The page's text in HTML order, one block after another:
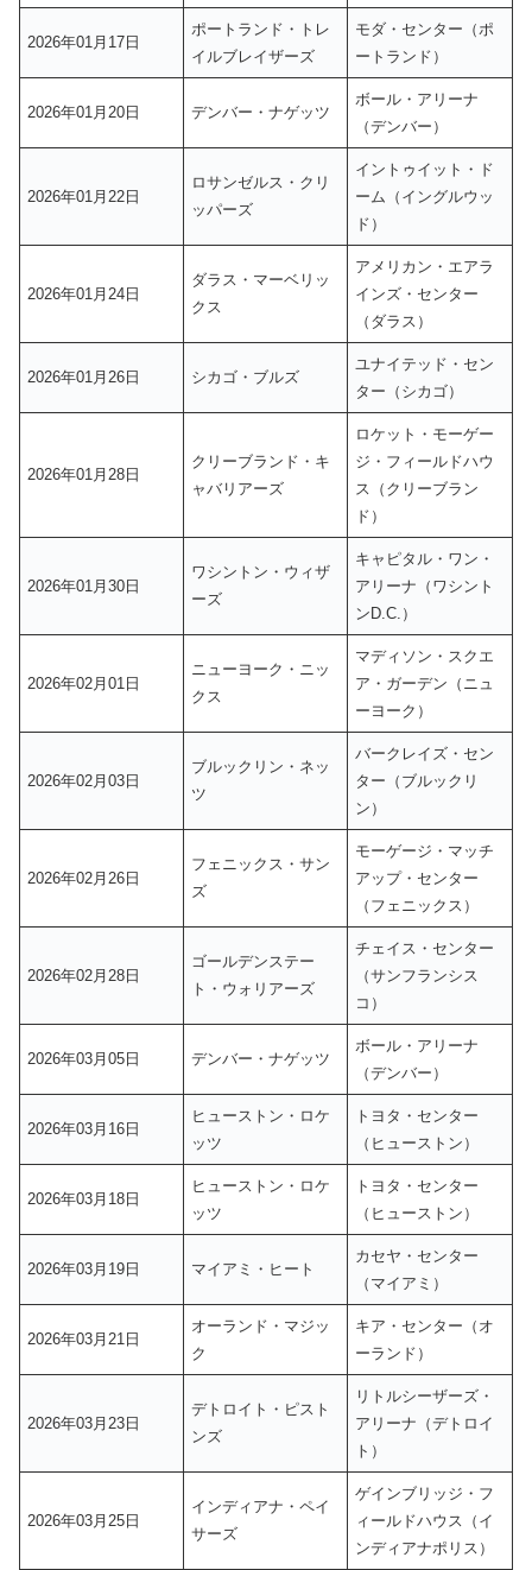
2026年01月17日
ポートランド・トレ
イルブレイザーズ
モダ・センター（ポ
ートランド）
2026年01月20日 デンバー・ナゲッツ
ボール・アリーナ
（デンバー）
2026年01月22日
ロサンゼルス・クリ
ッパーズ
イントゥイット・ド
ーム（イングルウッ
ド）
2026年01月24日
ダラス・マーベリッ
クス
アメリカン・エアラ
インズ・センター
（ダラス）
2026年01月26日 シカゴ・ブルズ
ユナイテッド・セン
ター（シカゴ）
2026年01月28日
クリーブランド・キ
ャバリアーズ
ロケット・モーゲー
ジ・フィールドハウ
ス（クリーブラン
ド）
2026年01月30日
ワシントン・ウィザ
ーズ
キャピタル・ワン・
アリーナ（ワシント
ンD.C.）
2026年02月01日
ニューヨーク・ニッ
クス
マディソン・スクエ
ア・ガーデン（ニュ
ーヨーク）
2026年02月03日
ブルックリン・ネッ
ツ
バークレイズ・セン
ター（ブルックリ
ン）
2026年02月26日
フェニックス・サン
ズ
モーゲージ・マッチ
アップ・センター
（フェニックス）
2026年02月28日
ゴールデンステー
ト・ウォリアーズ
チェイス・センター
（サンフランシス
コ）
2026年03月05日 デンバー・ナゲッツ
ボール・アリーナ
（デンバー）
2026年03月16日
ヒューストン・ロケ
ッツ
トヨタ・センター
（ヒューストン）
2026年03月18日
ヒューストン・ロケ
ッツ
トヨタ・センター
（ヒューストン）
2026年03月19日 マイアミ・ヒート
カセヤ・センター
（マイアミ）
2026年03月21日
オーランド・マジッ
ク
キア・センター（オ
ーランド）
2026年03月23日
デトロイト・ピスト
ンズ
リトルシーザーズ・
アリーナ（デトロイ
ト）
2026年03月25日
インディアナ・ペイ
サーズ
ゲインブリッジ・フ
ィールドハウス（イ
ンディアナポリス）